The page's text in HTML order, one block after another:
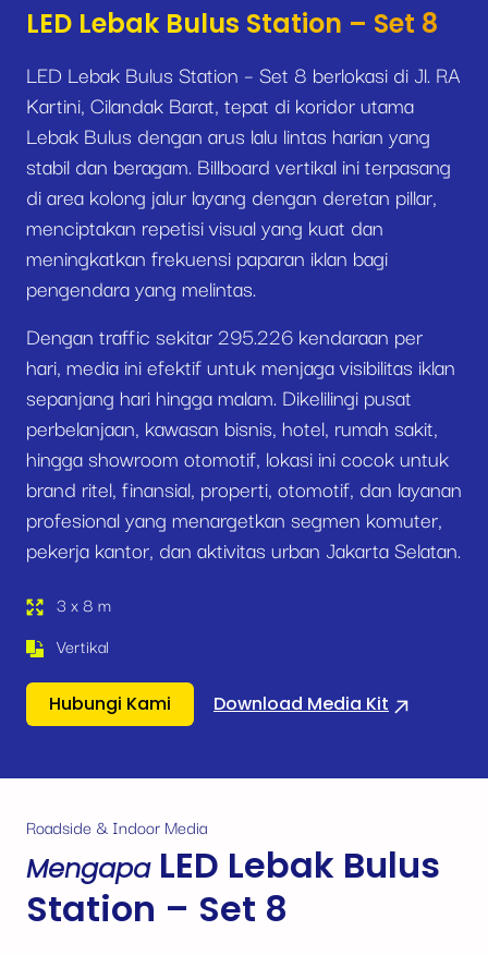
LED Lebak Bulus Station – Set 8
LED Lebak Bulus Station – Set 8 berlokasi di Jl. RA
Kartini, Cilandak Barat, tepat di koridor utama
Lebak Bulus dengan arus lalu lintas harian yang
stabil dan beragam. Billboard vertikal ini terpasang
di area kolong jalur layang dengan deretan pillar,
menciptakan repetisi visual yang kuat dan
meningkatkan frekuensi paparan iklan bagi
pengendara yang melintas.
Dengan traffic sekitar 295.226 kendaraan per
hari, media ini efektif untuk menjaga visibilitas iklan
sepanjang hari hingga malam. Dikelilingi pusat
perbelanjaan, kawasan bisnis, hotel, rumah sakit,
hingga showroom otomotif, lokasi ini cocok untuk
brand ritel, finansial, properti, otomotif, dan layanan
profesional yang menargetkan segmen komuter,
pekerja kantor, dan aktivitas urban Jakarta Selatan.
3 x 8 m
Vertikal
Hubungi Kami Download Media Kit
Roadside & Indoor Media
MengapaLED Lebak Bulus
Station – Set 8